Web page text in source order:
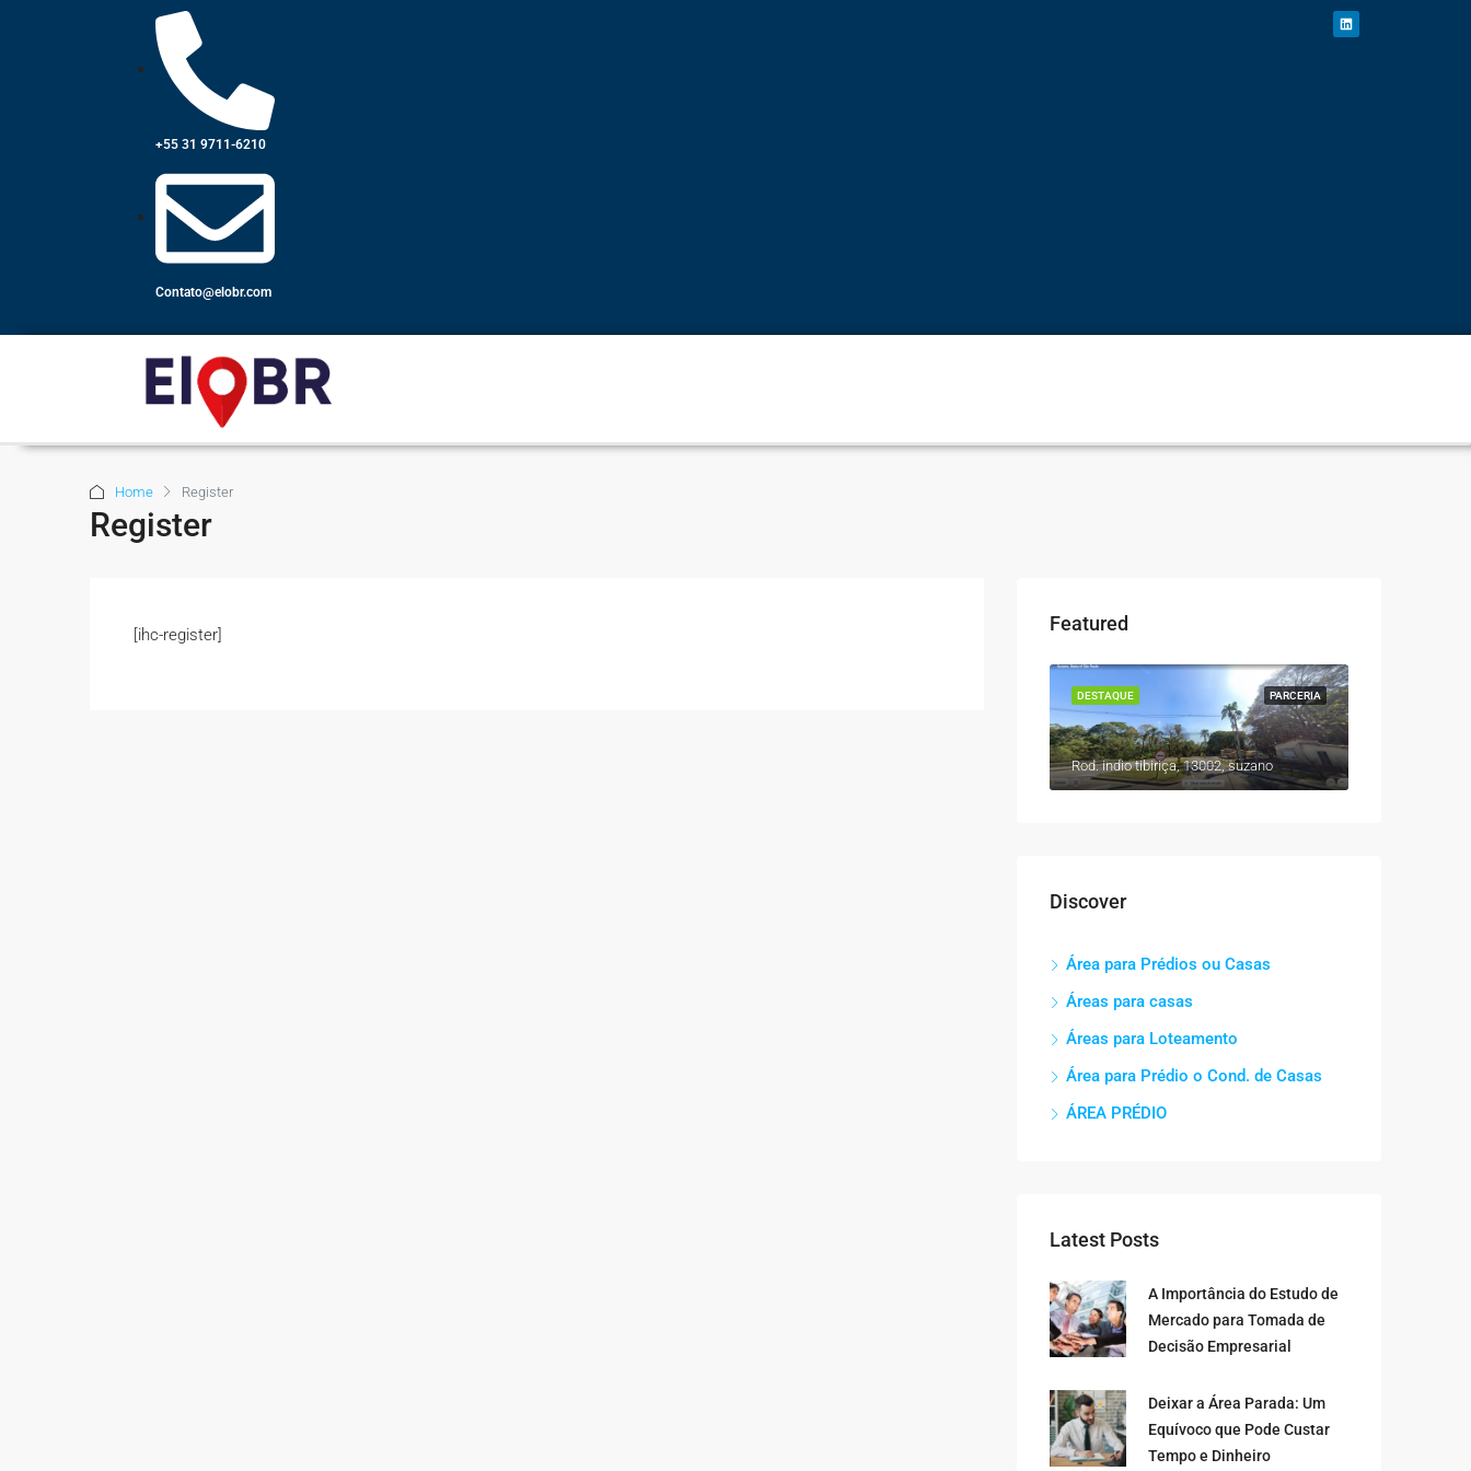
+55 31 9711-6210
Contato@elobr.com
Home Register
Register
[ihc-register] Featured
PARCERIA
DESTAQUE
Rod. indio tibiriça, 13002, suzano
Discover
Área para Prédios ou Casas
Áreas para casas
Áreas para Loteamento
Área para Prédio o Cond. de Casas
ÁREA PRÉDIO
Latest Posts
A Importância do Estudo de
Mercado para Tomada de
Decisão Empresarial
Deixar a Área Parada: Um
Equívoco que Pode Custar
Tempo e Dinheiro